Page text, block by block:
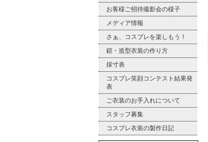
お客様ご招待撮影会の様子
メディア情報
さぁ、コスプレを楽しもう！
鎧・造型衣装の作り方
採寸表
コスプレ笑顔コンテスト結果発
表
ご衣装のお手入れについて
スタッフ募集
コスプレ衣装の製作日記